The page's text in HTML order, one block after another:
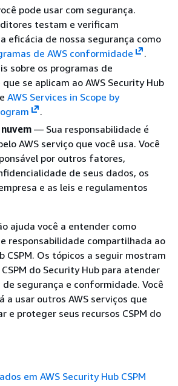
pode usar com segurança.
testam e verificam
eficácia de nossa segurança como
de AWS conformidade
.
sobre os programas de
se aplicam ao AWS Security Hub
AWS Services in Scope by
.
— Sua responsabilidade é
AWS serviço que você usa. Você
por outros fatores,
de seus dados, os
e as leis e regulamentos
ajuda você a entender como
responsabilidade compartilhada ao
CSPM. Os tópicos a seguir mostram
do Security Hub para atender
segurança e conformidade. Você
a usar outros AWS serviços que
e proteger seus recursos CSPM do
em AWS Security Hub CSPM